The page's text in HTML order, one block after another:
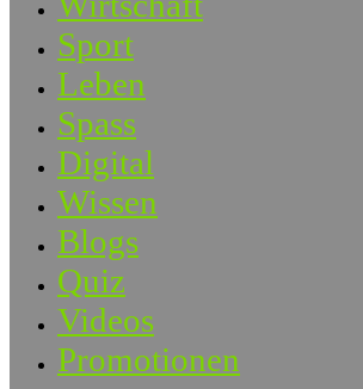
Sport
Leben
Spass
Digital
Wissen
Blogs
Quiz
Videos
Promotionen